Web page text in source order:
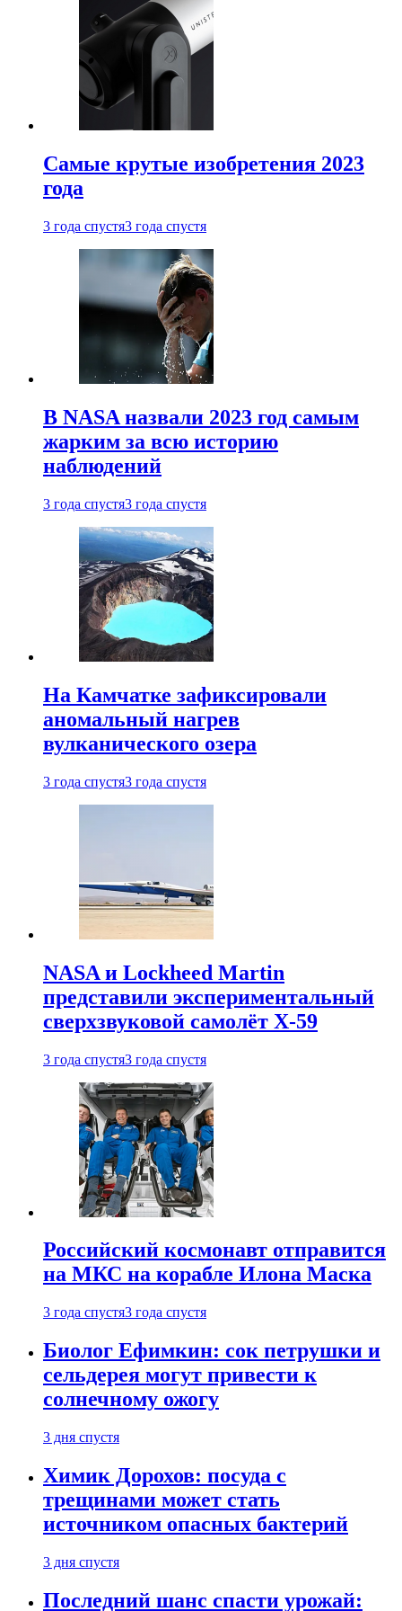
Самые крутые изобретения 2023
года
3 года спустя3 года спустя
В NASA назвали 2023 год самым
жарким за всю историю
наблюдений
3 года спустя3 года спустя
На Камчатке зафиксировали
аномальный нагрев
вулканического озера
3 года спустя3 года спустя
NASA и Lockheed Martin
представили экспериментальный
сверхзвуковой самолёт X-59
3 года спустя3 года спустя
Российский космонавт отправится
на МКС на корабле Илона Маска
3 года спустя3 года спустя
Биолог Ефимкин: сок петрушки и
сельдерея могут привести к
солнечному ожогу
3 дня спустя
Химик Дорохов: посуда с
трещинами может стать
источником опасных бактерий
3 дня спустя
Последний шанс спасти урожай: